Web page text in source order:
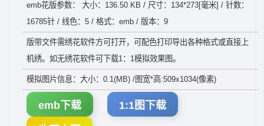
emb花版参数： 大小：136.50 KB / 尺寸：134*273[毫米] / 针数：
16785针 / 线色：5 / 格式：emb / 版本：9
版带文件需绣花软件方可打开，可配色打印导出各种格式或直接上
机绣。如无绣花软件可下载1：1模拟效果图。
模拟图片信息：大小：0.1(MB) /图宽*高:509x1034(像素)
emb下载 1:1图下载